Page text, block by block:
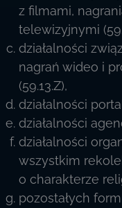
z filmami,
telewizyjnymi
działalności
nagrań wideo i
(59.13.Z),
działalności
działalności
działalności
wszystkim
o charakterze
pozostałych